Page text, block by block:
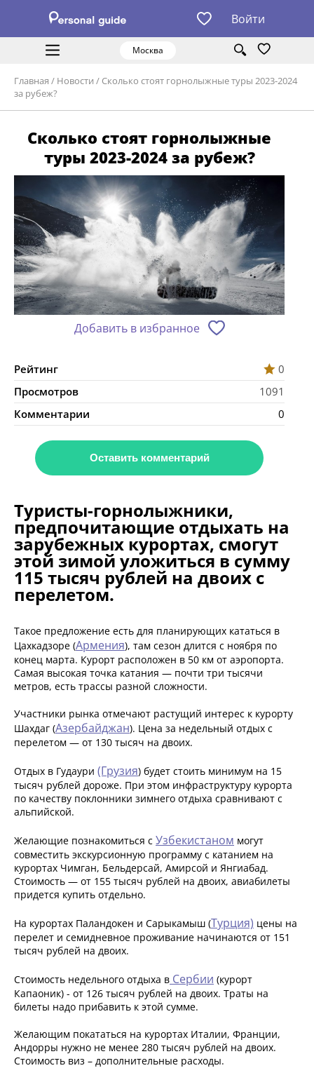
Войти
Москва
Главная / Новости / Сколько стоят горнолыжные туры 2023-2024
за рубеж?
Сколько стоят горнолыжные
туры 2023-2024 за рубеж?
Добавить в избранное
Рейтинг
0
Просмотров
1091
Комментарии
0
Оставить комментарий
Туристы-горнолыжники,
предпочитающие отдыхать на
зарубежных курортах, смогут
этой зимой уложиться в сумму
115 тысяч рублей на двоих с
перелетом.
Такое предложение есть для планирующих кататься в
Цахкадзоре (Армения), там сезон длится с ноября по
конец марта. Курорт расположен в 50 км от аэропорта.
Самая высокая точка катания — почти три тысячи
метров, есть трассы разной сложности.
Участники рынка отмечают растущий интерес к курорту
Шахдаг (Азербайджан). Цена за недельный отдых с
перелетом — от 130 тысяч на двоих.
Отдых в Гудаури (Грузия) будет стоить минимум на 15
тысяч рублей дороже. При этом инфраструктуру курорта
по качеству поклонники зимнего отдыха сравнивают с
альпийской.
Желающие познакомиться с Узбекистаном могут
совместить экскурсионную программу с катанием на
курортах Чимган, Бельдерсай, Амирсой и Янгиабад.
Стоимость — от 155 тысяч рублей на двоих, авиабилеты
придется купить отдельно.
На курортах Паландокен и Сарыкамыш (Турция) цены на
перелет и семидневное проживание начинаются от 151
тысяч рублей на двоих.
Стоимость недельного отдыха в Сербии (курорт
Капаоник) - от 126 тысяч рублей на двоих. Траты на
билеты надо прибавить к этой сумме.
Желающим покататься на курортах Италии, Франции,
Андорры нужно не менее 280 тысяч рублей на двоих.
Стоимость виз – дополнительные расходы.